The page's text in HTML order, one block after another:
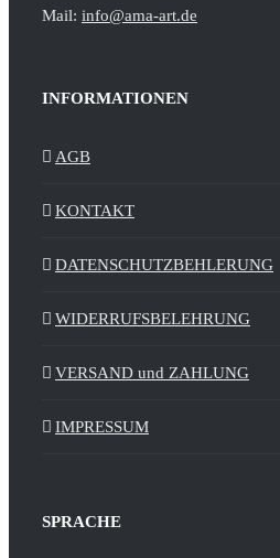
Mail: info@ama-art.de
INFORMATIONEN
AGB
KONTAKT
DATENSCHUTZBEHLERUNG
WIDERRUFSBELEHRUNG
VERSAND und ZAHLUNG
IMPRESSUM
SPRACHE